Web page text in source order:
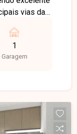
vias da
para quem
de vida.
garagem. O
e
1
Garagem